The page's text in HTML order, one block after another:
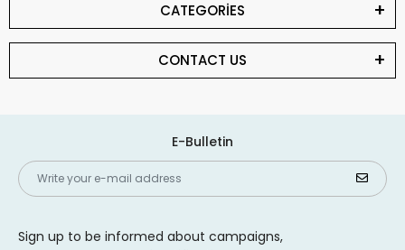
CATEGORİES
CONTACT US
E-Bulletin
Sign up to be informed about campaigns,